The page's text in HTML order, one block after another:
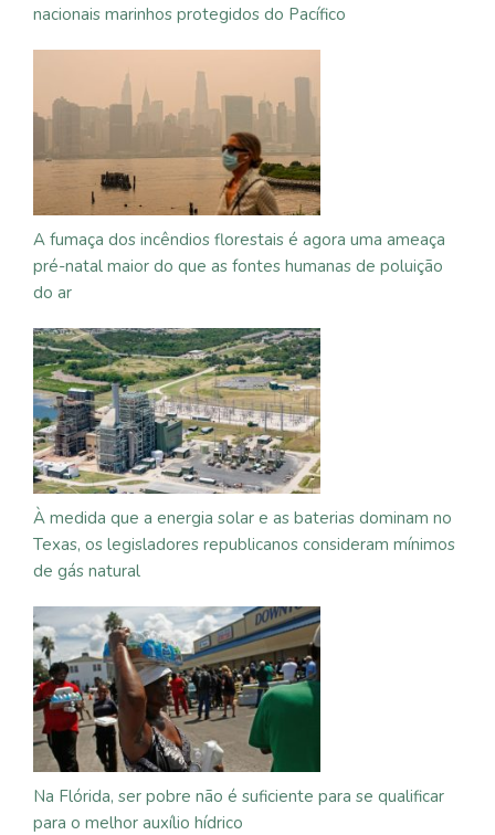
nacionais marinhos protegidos do Pacífico
A fumaça dos incêndios florestais é agora uma ameaça
pré-natal maior do que as fontes humanas de poluição
do ar
À medida que a energia solar e as baterias dominam no
Texas, os legisladores republicanos consideram mínimos
de gás natural
Na Flórida, ser pobre não é suficiente para se qualificar
para o melhor auxílio hídrico